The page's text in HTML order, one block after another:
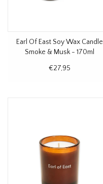
Earl Of East Soy Wax Candle
Smoke & Musk - 170ml
€27,95